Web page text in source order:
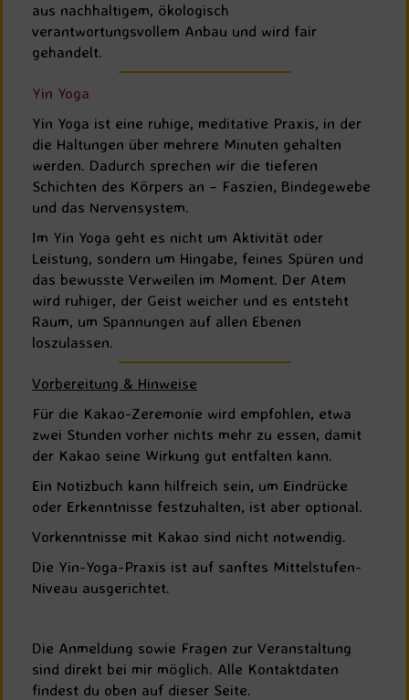
aus nachhaltigem, ökologisch
verantwortungsvollem Anbau und wird fair
gehandelt.
Yin Yoga
Yin Yoga ist eine ruhige, meditative Praxis, in der
die Haltungen über mehrere Minuten gehalten
werden. Dadurch sprechen wir die tieferen
Schichten des Körpers an – Faszien, Bindegewebe
und das Nervensystem.
Im Yin Yoga geht es nicht um Aktivität oder
Leistung, sondern um Hingabe, feines Spüren und
das bewusste Verweilen im Moment. Der Atem
wird ruhiger, der Geist weicher und es entsteht
Raum, um Spannungen auf allen Ebenen
loszulassen.
Vorbereitung & Hinweise
Für die Kakao-Zeremonie wird empfohlen, etwa
zwei Stunden vorher nichts mehr zu essen, damit
der Kakao seine Wirkung gut entfalten kann.
Ein Notizbuch kann hilfreich sein, um Eindrücke
oder Erkenntnisse festzuhalten, ist aber optional.
Vorkenntnisse mit Kakao sind nicht notwendig.
Die Yin-Yoga-Praxis ist auf sanftes Mittelstufen-
Niveau ausgerichtet.
Die Anmeldung sowie Fragen zur Veranstaltung
sind direkt bei mir möglich. Alle Kontaktdaten
findest du oben auf dieser Seite.